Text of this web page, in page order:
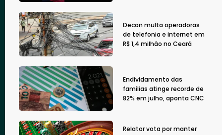
Decon multa operadoras
de telefonia e internet em
R$ 1,4 milhão no Ceará
Endividamento das
famílias atinge recorde de
82% em julho, aponta CNC
Relator vota por manter